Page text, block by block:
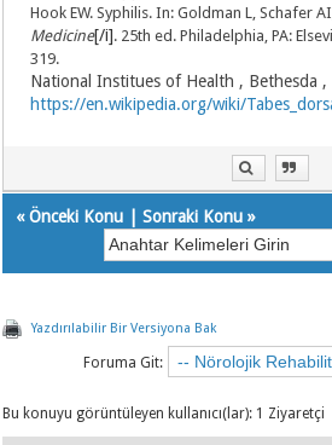
Hook EW. Syphilis. In: Goldman L, Schafer
Medicine[/i]. 25th ed. Philadelphia, PA:
319.
National Institues of Health , Bethesda
https://en.wikipedia.org/wiki/
«Önceki Konu |Sonraki Konu »
Yazdırılabilir Bir Versiyona Bak
Foruma Git:
Bu konuyu görüntüleyen kullanıcı(lar): 1 Ziyaretçi